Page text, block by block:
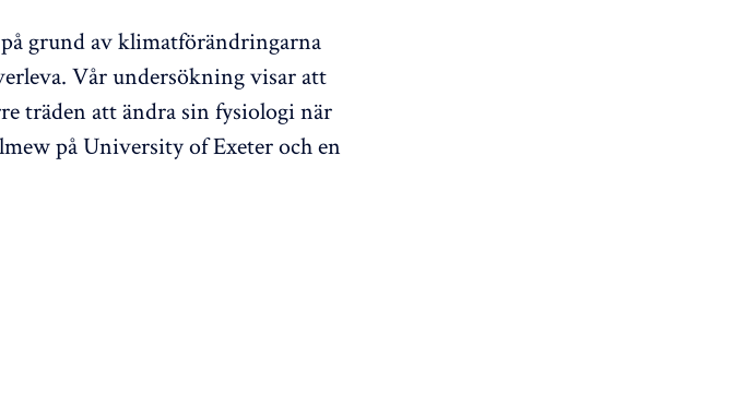
grund av klimatförändringarna
Vår undersökning visar att
träden att ändra sin fysiologi när
på University of Exeter och en